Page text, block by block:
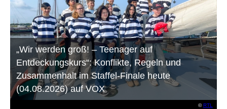
©RTL
„Wir werden groß! – Teenager auf
Entdeckungskurs“: Konflikte, Regeln und
Zusammenhalt im Staffel-Finale heute
(04.08.2026) auf VOX